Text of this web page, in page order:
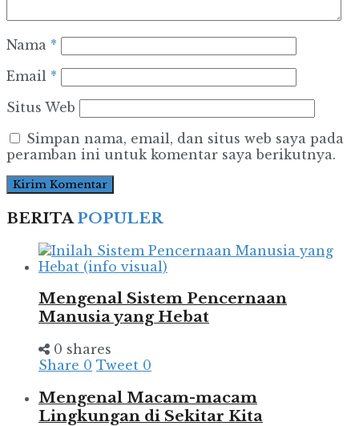
Nama *
Email *
Situs Web
Simpan nama, email, dan situs web saya pada
peramban ini untuk komentar saya berikutnya.
BERITAPOPULER
Mengenal Sistem Pencernaan
Manusia yang Hebat
0 shares
Share 0 Tweet 0
Mengenal Macam-macam
Lingkungan di Sekitar Kita